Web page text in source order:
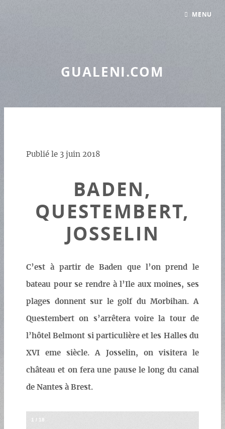
GUALENI.COM
Publié le 3 juin 2018
BADEN,
QUESTEMBERT,
JOSSELIN
C’est à partir de Baden que l’on prend le
bateau pour se rendre à l’Ile aux moines, ses
plages donnent sur le golf du Morbihan. A
Questembert on s’arrêtera voire la tour de
l’hôtel Belmont si particulière et les Halles du
XVI eme siècle. A Josselin, on visitera le
château et on fera une pause le long du canal
de Nantes à Brest.
1 / 18
MENU